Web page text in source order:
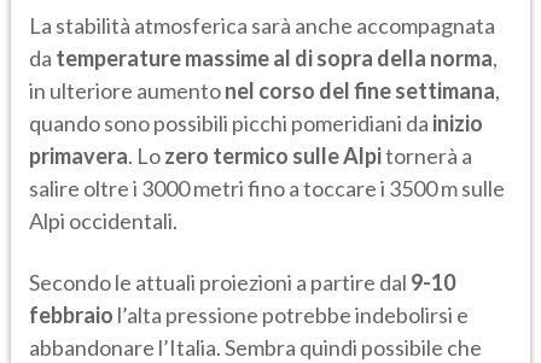
La stabilità atmosferica sarà anche accompagnata
da temperature massime al di sopra della norma,
in ulteriore aumentonel corso del fine settimana,
quando sono possibili picchi pomeridiani da inizio
primavera. Lozero termico sulle Alpitornerà a
salire oltre i 3000 metri fino a toccare i 3500 m sulle
Alpi occidentali.
Secondo le attuali proiezioni a partire dal 9-10
febbraio l’alta pressione potrebbe indebolirsi e
abbandonare l’Italia. Sembra quindi possibile che